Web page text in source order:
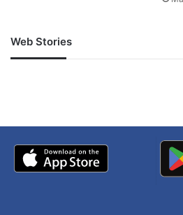
Web Stories
जम्मू-कश्मीर में बारिश से
अपडेट